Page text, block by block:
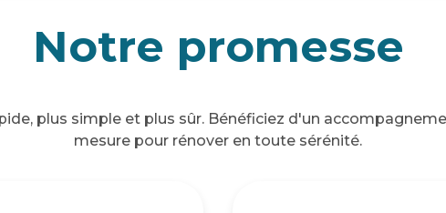
Notre promesse
plus simple et plus sûr. Bénéficiez d'un
mesure pour rénover en toute sérénité.